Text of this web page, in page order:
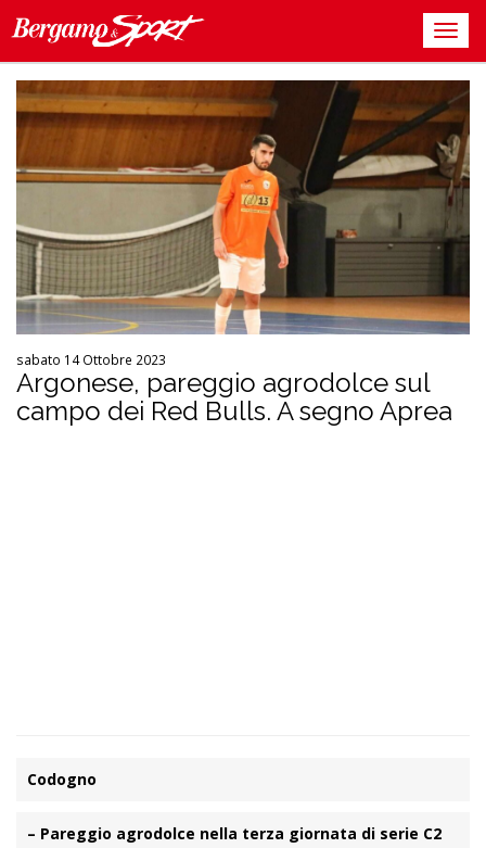
sabato 14 Ottobre 2023
Argonese, pareggio agrodolce sul
campo dei Red Bulls. A segno Aprea
Codogno
– Pareggio agrodolce nella terza giornata di serie C2